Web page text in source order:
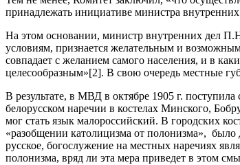
принадлежать инициативе министра
На этом основании, министр внутренних дел
условиям, признается желательным и
совпадает с желанием самого населения, и в
целесообразным»[2]. В свою очередь местные
В результате, в МВД в октябре 1905 г.
белорусском наречии в костелах Минского,
мог стать язык малороссийский. В городских
«разобщении католицизма от полонизма», было
русское, богослужение на местных наречиях
полонизма, вряд ли эта мера приведет в этом